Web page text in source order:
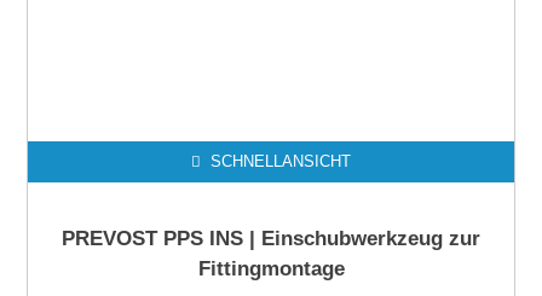
SCHNELLANSICHT
PREVOST PPS INS | Einschubwerkzeug zur
Fittingmontage